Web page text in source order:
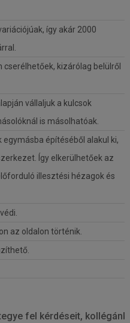
így akár 2000
kizárólag belülről
vállaljuk a kulcsok
is másolhatóak.
építéséből alakul ki,
Így elkerülhetőek az
illesztési hézagok és
az oldalon történik.
fel kérdéseit, kollégánk